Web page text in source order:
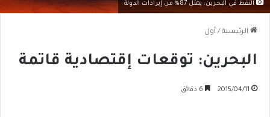
النفط في البحرين: يمثل 87% من إيرادات الدولة
الرئيسية / أول
البحرين: توقعات إقتصادية قاتمة
2015/04/11